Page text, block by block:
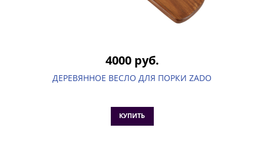
4000 руб.
ДЕРЕВЯННОЕ ВЕСЛО ДЛЯ ПОРКИ ZADO
КУПИТЬ